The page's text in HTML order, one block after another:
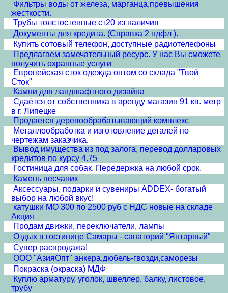
Фильтры воды от железа, марганца,превышения
жесткости.
Трубы толстостенные ст20 из наличия
Документы для кредита. (Справка 2 ндфл ).
Купить сотовый телефон, доступные радиотелефоны
Предлагаем замечательный ресурс. У нас Вы сможете
получить охранные услуги
Европейская сток одежда оптом со склада "Твой
Сток"
Камни для ландшафтного дизайна
Сдаётся от собственника в аренду магазин 91 кв. метр
в г. Липецке
Продается деревообрабатывающий комплекс
Металлообработка и изготовление деталей по
чертежам заказчика.
Вывод имущества из под залога, перевод долларовых
кредитов по курсу 4.75
Гостиница для собак. Передержка на любой срок.
Камень песчаник
Аксессуары, подарки и сувениры ADDEX- богатый
выбор на любой вкус!
катушки МО 300 по 2500 руб с НДС новые на складе
Акция
Продам движки, переключатели, лампы
Отдых в гостинице Самары - санаторий "Янтарный"
Супер распродажа!
ООО "АзияОпт" анкера,дюбель-гвозди,саморезы
Покраска (окраска) МДФ
Куплю арматуру, уголок, швеллер, балку, листовое,
трубу